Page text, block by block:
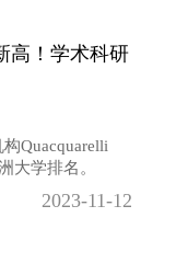
高！学术科研
Quacquarelli
大学排名。
2023-11-12